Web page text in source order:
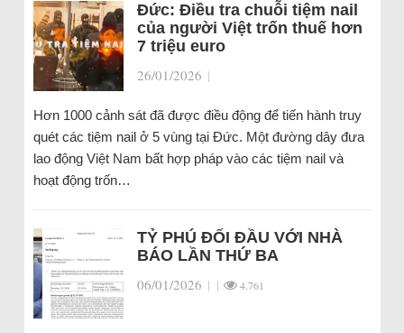
Đức: Điều tra chuỗi tiệm nail
của người Việt trốn thuế hơn
7 triệu euro
26/01/2026 |
Hơn 1000 cảnh sát đã được điều động để tiến hành truy
quét các tiệm nail ở 5 vùng tại Đức. Một đường dây đưa
lao động Việt Nam bất hợp pháp vào các tiệm nail và
hoạt động trốn…
TỶ PHÚ ĐỐI ĐẦU VỚI NHÀ
BÁO LẦN THỨ BA
06/01/2026 | | 4.761